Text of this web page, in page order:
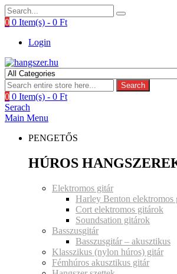
0 0 Item(s) - 0 Ft
Login
Search
0 0 Item(s) - 0 Ft
Serach
Main Menu
PENGETŐS
HÚROS
Elektromos gitár
Harley Benton elektromos
Cort elektromos gitárok
Soundsation gitárok
Basszusgitár
Basszusgitár – akusztikus
Klasszikus (nylon húros) gitár
Fémhúros akusztikus gitár